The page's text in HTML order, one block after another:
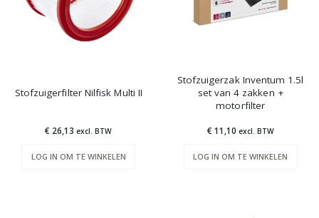
Stofzuigerfilter Nilfisk Multi II
€ 26,13excl. BTW
LOG IN OM TE WINKELEN
Stofzuigerzak Inventum 1.5l
set van 4 zakken +
motorfilter
€ 11,10 excl. BTW
LOG IN OM TE WINKELEN